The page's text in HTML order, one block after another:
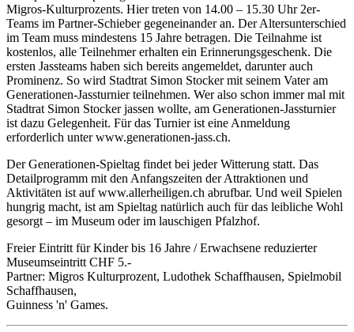
Migros-Kulturprozents. Hier treten von 14.00 – 15.30 Uhr 2er-
Teams im Partner-Schieber gegeneinander an. Der Altersunterschied
im Team muss mindestens 15 Jahre betragen. Die Teilnahme ist
kostenlos, alle Teilnehmer erhalten ein Erinnerungsgeschenk. Die
ersten Jassteams haben sich bereits angemeldet, darunter auch
Prominenz. So wird Stadtrat Simon Stocker mit seinem Vater am
Generationen-Jassturnier teilnehmen. Wer also schon immer mal mit
Stadtrat Simon Stocker jassen wollte, am Generationen-Jassturnier
ist dazu Gelegenheit. Für das Turnier ist eine Anmeldung
erforderlich unter www.generationen-jass.ch.
Der Generationen-Spieltag findet bei jeder Witterung statt. Das
Detailprogramm mit den Anfangszeiten der Attraktionen und
Aktivitäten ist auf www.allerheiligen.ch abrufbar. Und weil Spielen
hungrig macht, ist am Spieltag natürlich auch für das leibliche Wohl
gesorgt – im Museum oder im lauschigen Pfalzhof.
Freier Eintritt für Kinder bis 16 Jahre / Erwachsene reduzierter
Museumseintritt CHF 5.-
Partner: Migros Kulturprozent, Ludothek Schaffhausen, Spielmobil
Schaffhausen,
Guinness 'n' Games.